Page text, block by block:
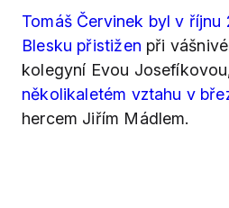
Tomáš Červinek byl v
Blesku přistižen při
kolegyní Evou
několikaletém vztahu v
hercem Jiřím Mádlem.